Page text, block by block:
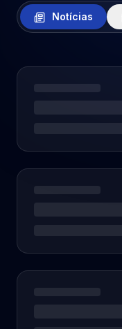
Notícias